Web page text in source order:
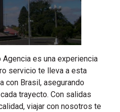
Agencia es una experiencia
servicio te lleva a esta
con Brasil, asegurando
trayecto. Con salidas
viajar con nosotros te